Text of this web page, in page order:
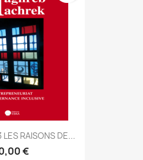
RAISONS DE...
€